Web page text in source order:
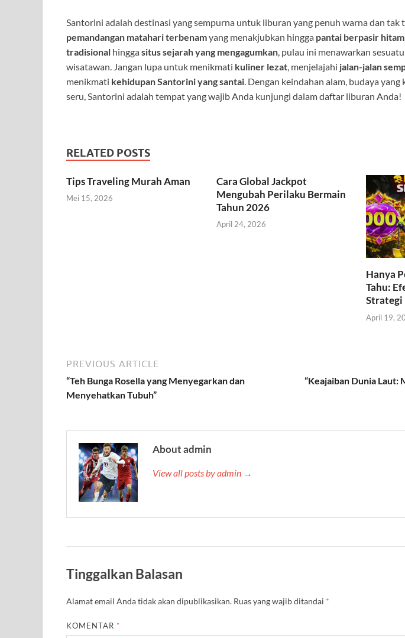
Santorini adalah destinasi yang sempurna untuk liburan yang penuh warna dan tak
pemandangan matahari terbenamyang menakjubkan hingga pantai berpasir hitam
tradisional hinggasitus sejarah yang mengagumkan , pulau ini menawarkan
wisatawan. Jangan lupa untuk menikmati kuliner lezat , menjelajahi jalan-jalan
menikmati kehidupan Santorini yang santai . Dengan keindahan alam, budaya
seru, Santorini adalah tempat yang wajib Anda kunjungi dalam daftar liburan Anda!
RELATED POSTS
Tips Traveling Murah Aman
Mei 15, 2026
Cara Global Jackpot
Mengubah Perilaku Bermain
Tahun 2026
April 24, 2026
Hanya
Tahu:
Strategi
April 19,
PREVIOUS ARTICLE
“Teh Bunga Rosella yang Menyegarkan dan
Menyehatkan Tubuh”
“Keajaiban Dunia Laut:
About admin
View all posts by admin →
Tinggalkan Balasan
Alamat email Anda tidak akan dipublikasikan. Ruas yang wajib ditandai *
KOMENTAR *